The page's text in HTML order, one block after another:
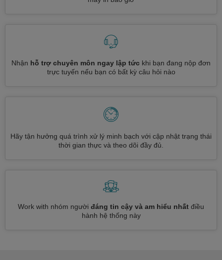
Nhận hỗ trợ chuyên môn ngay lập tức khi bạn đang nộp đơn
trực tuyến nếu bạn có bất kỳ câu hỏi nào
Hãy tận hưởng quá trình xử lý minh bạch với cập nhật trạng thái
thời gian thực và theo dõi đầy đủ.
Work with nhóm người đáng tin cậy và am hiểu nhất điều
hành hệ thống này